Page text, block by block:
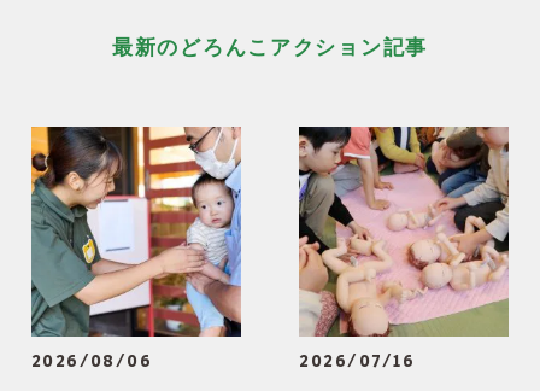
最新のどろんこアクション記事
2026/08/06 2026/07/16